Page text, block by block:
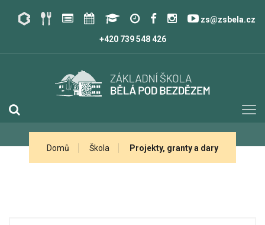
zs@zsbela.cz
+420 739 548 426
Domů Škola Projekty, granty a dary